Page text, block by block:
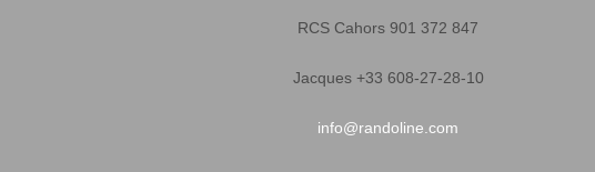
RCS Cahors 901 372 847
Jacques +33 608-27-28-10
info@randoline.com